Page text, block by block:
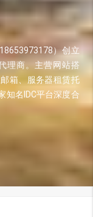
）创立
理商。主营网站搭
箱、服务器租赁托
知名IDC平台深度合